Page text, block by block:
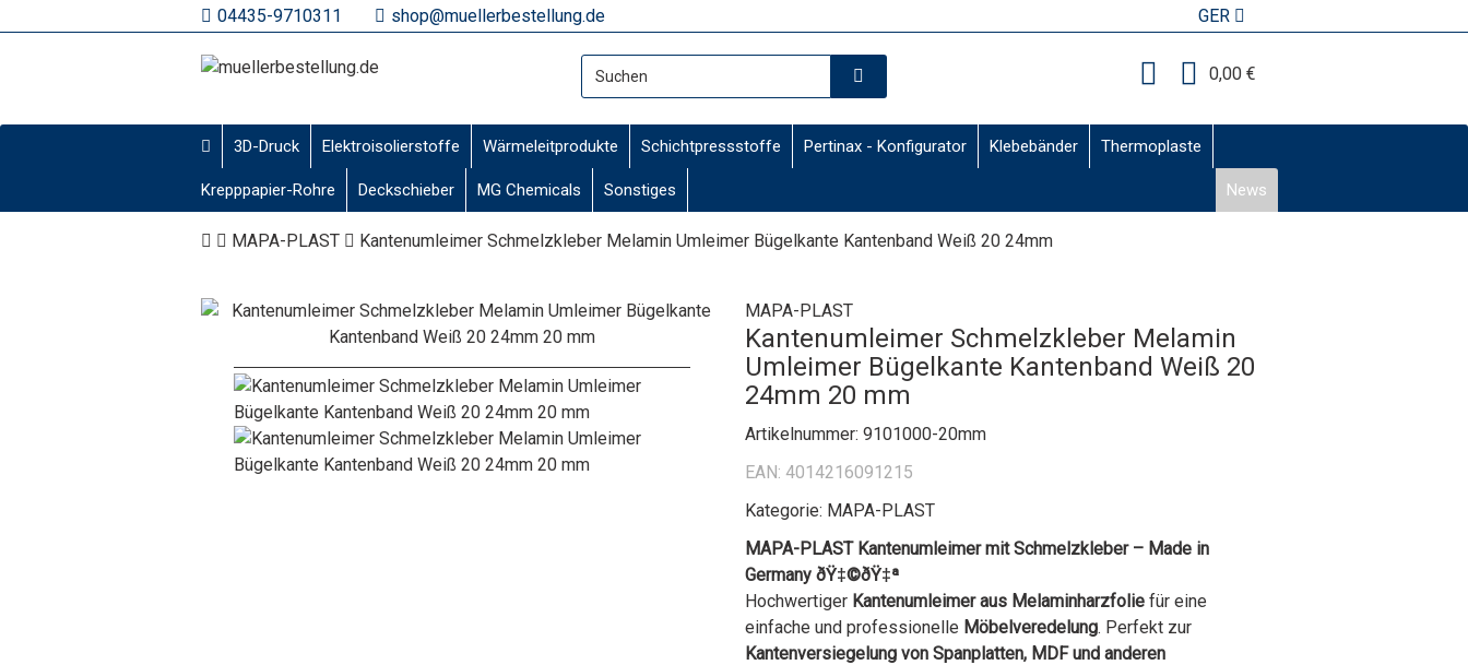
04435-9710311 shop@muellerbestellung.de GER
0,00 €
3D-Druck Elektroisolierstoffe Wärmeleitprodukte Schichtpressstoffe Pertinax - Konfigurator Klebebänder Thermoplaste
Krepppapier-Rohre Deckschieber MG Chemicals Sonstiges News
MAPA-PLAST Kantenumleimer Schmelzkleber Melamin Umleimer Bügelkante Kantenband Weiß 20 24mm
MAPA-PLAST
Kantenumleimer Schmelzkleber Melamin
Umleimer Bügelkante Kantenband Weiß 20
24mm 20 mm
Artikelnummer: 9101000-20mm
EAN: 4014216091215
Kategorie: MAPA-PLAST
MAPA-PLAST Kantenumleimer mit Schmelzkleber – Made in
Germany ðŸ‡©ðŸ‡ª
Hochwertiger Kantenumleimer aus Melaminharzfolie für eine
einfache und professionelle Möbelveredelung. Perfekt zur
Kantenversiegelung von Spanplatten, MDF und anderen